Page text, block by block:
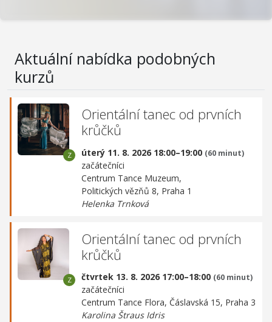
Aktuální nabídka podobných
kurzů
Orientální tanec od prvních
krůčků
úterý 11. 8. 2026 18:00–19:00 (60 minut)
začátečníci
Centrum Tance Muzeum,
Politických vězňů 8, Praha 1
Helenka Trnková
Orientální tanec od prvních
krůčků
čtvrtek 13. 8. 2026 17:00–18:00 (60 minut)
začátečníci
Centrum Tance Flora, Čáslavská 15, Praha 3
Karolina Štraus Idris